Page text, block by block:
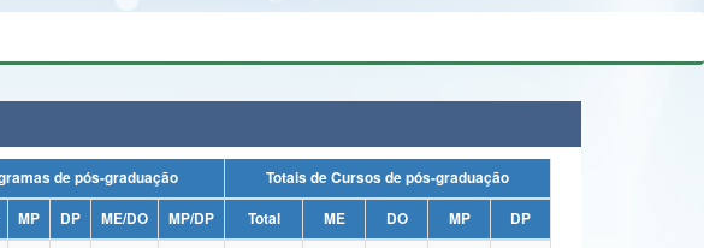
e dos Direitos Humanos
Brasil Planalto
Total de Programas de pós-graduação
Totais de Cursos de pós-graduação
MP DP ME/DO MP/DP Total ME DO MP
DP